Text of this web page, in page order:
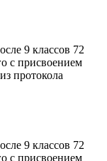
9 классов 72
с присвоением
протокола
9 классов 72
с присвоением